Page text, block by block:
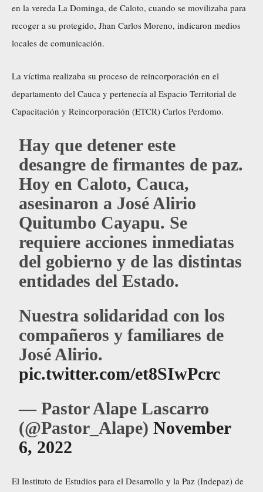
en la vereda La Dominga, de Caloto, cuando se movilizaba para
recoger a su protegido, Jhan Carlos Moreno, indicaron medios
locales de comunicación.
La víctima realizaba su proceso de reincorporación en el
departamento del Cauca y pertenecía al Espacio Territorial de
Capacitación y Reincorporación (ETCR) Carlos Perdomo.
Hay que detener este
desangre de firmantes de paz.
Hoy en Caloto, Cauca,
asesinaron a José Alirio
Quitumbo Cayapu. Se
requiere acciones inmediatas
del gobierno y de las distintas
entidades del Estado.
Nuestra solidaridad con los
compañeros y familiares de
José Alirio.
pic.twitter.com/et8SIwPcrc
— Pastor Alape Lascarro
(@Pastor_Alape)November
6, 2022
El Instituto de Estudios para el Desarrollo y la Paz (Indepaz) de